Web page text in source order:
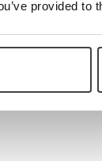
provided to